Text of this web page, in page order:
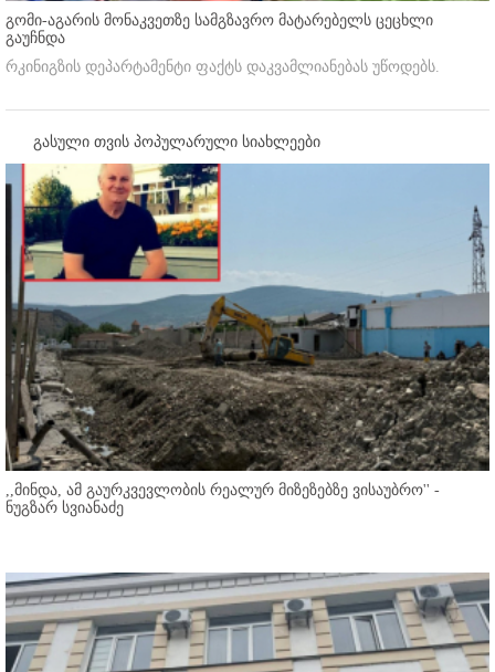
გომი-აგარის მონაკვეთზე სამგზავრო მატარებელს ცეცხლი
გაუჩნდა
რკინიგზის დეპარტამენტი ფაქტს დაკვამლიანებას უწოდებს.
გასული თვის პოპულარული სიახლეები
,,მინდა, ამ გაურკვევლობის რეალურ მიზეზებზე ვისაუბრო'' -
ნუგზარ სვიანაძე